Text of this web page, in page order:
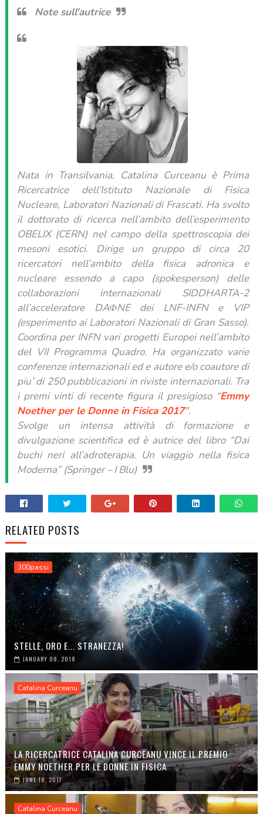
Note sull'autrice
Nata in Transilvania, Catalina Curceanu è Prima
Ricercatrice dell’Istituto Nazionale di Fisica
Nucleare, Laboratori Nazionali di Frascati. Ha svolto
il dottorato di ricerca nell’ambito dell’esperimento
OBELIX (CERN) nel campo della spettroscopia dei
mesoni esotici. Dirige un gruppo di circa 20
ricercatori nell’ambito della fisica adronica e
nucleare essendo a capo (spokesperson) delle
collaborazioni internazionali SIDDHARTA-2
all’acceleratore DAΦNE dei LNF-INFN e VIP
(esperimento ai Laboratori Nazionali di Gran Sasso).
Coordina per INFN vari progetti Europei nell’ambito
del VII Programma Quadro. Ha organizzato varie
conferenze internazionali ed e autore e/o coautore di
piu’ di 250 pubblicazioni in riviste internazionali. Tra
i premi vinti di recente figura il presigioso “Emmy
Noether per le Donne in Fisica 2017".
Svolge un intensa attività di formazione e
divulgazione scientifica ed è autrice del libro “Dai
buchi neri all’adroterapia. Un viaggio nella fisica
Moderna” (Springer – I Blu)
RELATED POSTS
300passi
STELLE, ORO E... STRANEZZA!
JANUARY 08, 2018
Catalina Curceanu
LA RICERCATRICE CATALINA CURCEANU VINCE IL PREMIO
EMMY NOETHER PER LE DONNE IN FISICA
JUNE 18, 2017
Catalina Curceanu